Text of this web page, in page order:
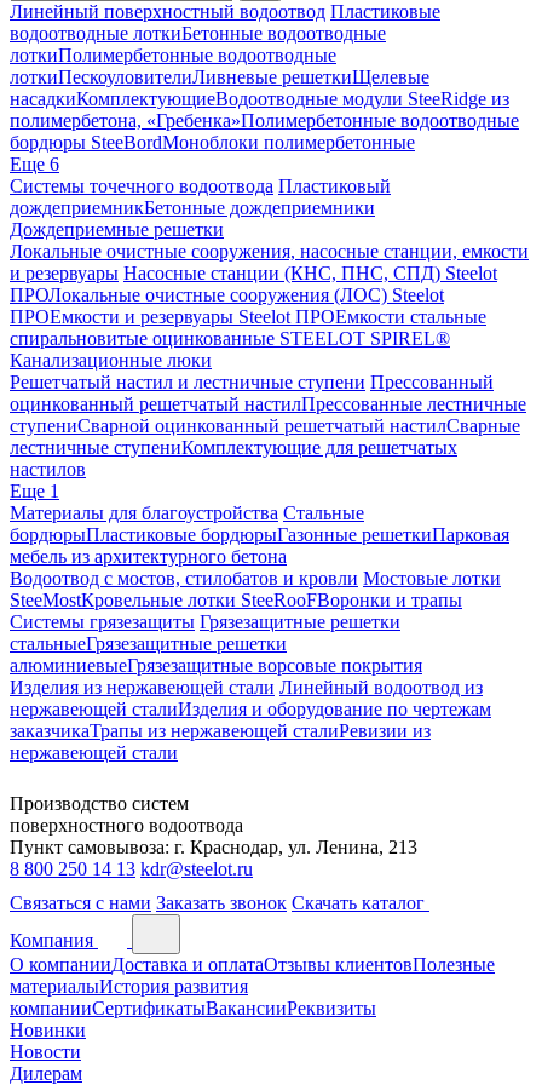
Линейный поверхностный водоотвод Пластиковые
водоотводные лоткиБетонные водоотводные
лоткиПолимербетонные водоотводные
лоткиПескоуловителиЛивневые решеткиЩелевые
насадкиКомплектующиеВодоотводные модули SteeRidge из
полимербетона, «Гребенка»Полимербетонные водоотводные
бордюры SteeBordМоноблоки полимербетонные
Еще 6
Системы точечного водоотвода Пластиковый
дождеприемникБетонные дождеприемники
Дождеприемные решетки
Локальные очистные сооружения, насосные станции, емкости
и резервуары Насосные станции (КНС, ПНС, СПД) Steelot
ПРОЛокальные очистные сооружения (ЛОС) Steelot
ПРОЕмкости и резервуары Steelot ПРОЕмкости стальные
спиральновитые оцинкованные STEELOT SPIREL®
Канализационные люки
Решетчатый настил и лестничные ступени Прессованный
оцинкованный решетчатый настилПрессованные лестничные
ступениСварной оцинкованный решетчатый настилСварные
лестничные ступениКомплектующие для решетчатых
настилов
Еще 1
Материалы для благоустройства Стальные
бордюрыПластиковые бордюрыГазонные решеткиПарковая
мебель из архитектурного бетона
Водоотвод с мостов, стилобатов и кровли Мостовые лотки
SteeMostКровельные лотки SteeRooFВоронки и трапы
Системы грязезащиты Грязезащитные решетки
стальныеГрязезащитные решетки
алюминиевыеГрязезащитные ворсовые покрытия
Изделия из нержавеющей стали Линейный водоотвод из
нержавеющей сталиИзделия и оборудование по чертежам
заказчикаТрапы из нержавеющей сталиРевизии из
нержавеющей стали
Производство систем
поверхностного водоотвода
Пункт самовывоза: г. Краснодар, ул. Ленина, 213
8 800 250 14 13 kdr@steelot.ru
Связаться с нами Заказать звонок Скачать каталог
Компания
О компанииДоставка и оплатаОтзывы клиентовПолезные
материалыИстория развития
компанииСертификатыВакансииРеквизиты
Новинки
Новости
Дилерам